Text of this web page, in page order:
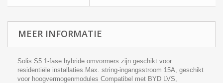
MEER INFORMATIE
Solis S5 1-fase hybride omvormers zijn geschikt voor
residentiële installaties.Max. string-ingangsstroom 15A, geschikt
voor hoogvermogenmodules Compatibel met BYD LVS,